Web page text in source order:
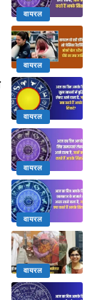
वायरल
वायरल
वायरल
वायरल
वायरल
वायरल